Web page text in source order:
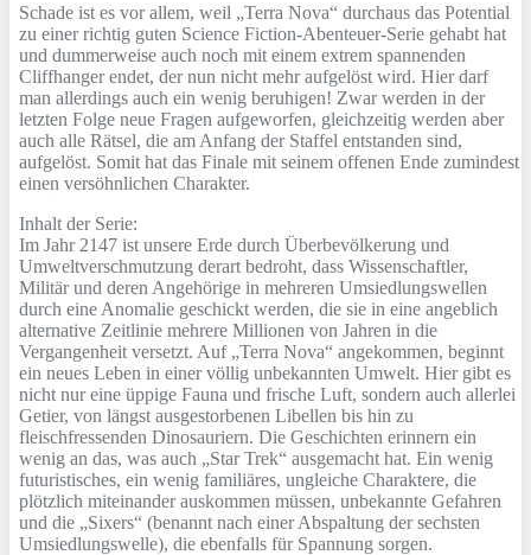
Schade ist es vor allem, weil „Terra Nova“ durchaus das Potential
zu einer richtig guten Science Fiction-Abenteuer-Serie gehabt hat
und dummerweise auch noch mit einem extrem spannenden
Cliffhanger endet, der nun nicht mehr aufgelöst wird. Hier darf
man allerdings auch ein wenig beruhigen! Zwar werden in der
letzten Folge neue Fragen aufgeworfen, gleichzeitig werden aber
auch alle Rätsel, die am Anfang der Staffel entstanden sind,
aufgelöst. Somit hat das Finale mit seinem offenen Ende zumindest
einen versöhnlichen Charakter.
Inhalt der Serie:
Im Jahr 2147 ist unsere Erde durch Überbevölkerung und
Umweltverschmutzung derart bedroht, dass Wissenschaftler,
Militär und deren Angehörige in mehreren Umsiedlungswellen
durch eine Anomalie geschickt werden, die sie in eine angeblich
alternative Zeitlinie mehrere Millionen von Jahren in die
Vergangenheit versetzt. Auf „Terra Nova“ angekommen, beginnt
ein neues Leben in einer völlig unbekannten Umwelt. Hier gibt es
nicht nur eine üppige Fauna und frische Luft, sondern auch allerlei
Getier, von längst ausgestorbenen Libellen bis hin zu
fleischfressenden Dinosauriern. Die Geschichten erinnern ein
wenig an das, was auch „Star Trek“ ausgemacht hat. Ein wenig
futuristisches, ein wenig familiäres, ungleiche Charaktere, die
plötzlich miteinander auskommen müssen, unbekannte Gefahren
und die „Sixers“ (benannt nach einer Abspaltung der sechsten
Umsiedlungswelle), die ebenfalls für Spannung sorgen.